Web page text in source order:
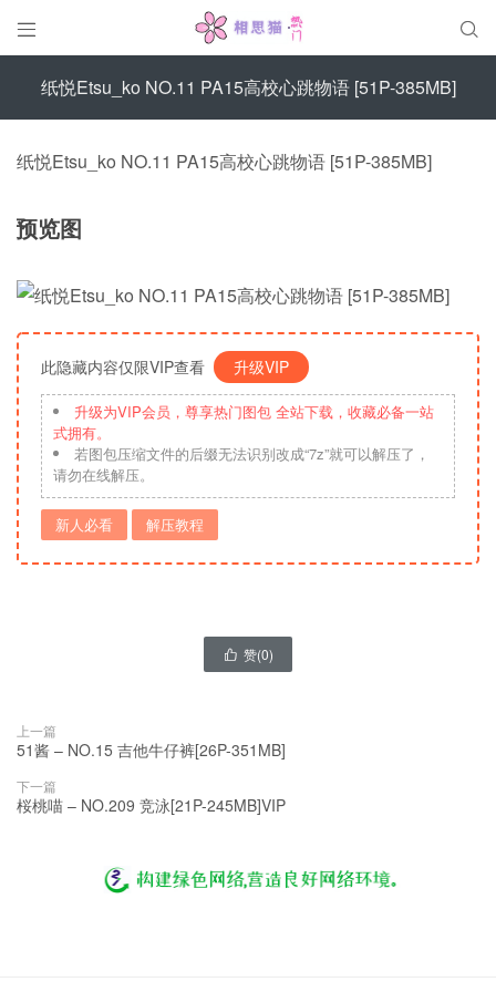
 
纸悦Etsu_ko NO.11 PA15高校心跳物语 [51P-385MB]
纸悦Etsu_ko NO.11 PA15高校心跳物语 [51P-385MB]
预览图
此隐藏内容仅限VIP查看 升级VIP
升级为VIP会员，尊享热门图包 全站下载，收藏必备一站
式拥有。
若图包压缩文件的后缀无法识别改成“7z”就可以解压了，
请勿在线解压。
新人必看 解压教程
 赞(0)
上一篇
51酱 – NO.15 吉他牛仔裤[26P-351MB]
下一篇
桜桃喵 – NO.209 竞泳[21P-245MB]VIP